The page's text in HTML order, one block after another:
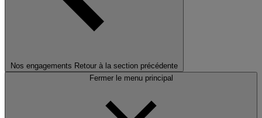
Nos engagements Retour à la section précédente
Fermer le menu principal